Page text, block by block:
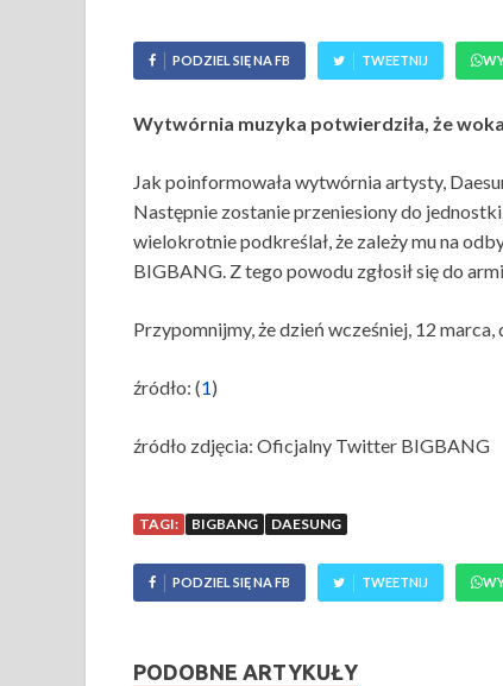
PODZIEL SIĘ NA FB TWEETNIJ
Wytwórnia muzyka potwierdziła, że
Jak poinformowała wytwórnia artysty,
Następnie zostanie przeniesiony do
wielokrotnie podkreślał, że zależy mu na
BIGBANG. Z tego powodu zgłosił się do
Przypomnijmy, że dzień wcześniej, 12 marca,
źródło: (1)
źródło zdjęcia: Oficjalny Twitter BIGBANG
TAGI: BIGBANG DAESUNG
PODZIEL SIĘ NA FB TWEETNIJ
PODOBNE ARTYKUŁY